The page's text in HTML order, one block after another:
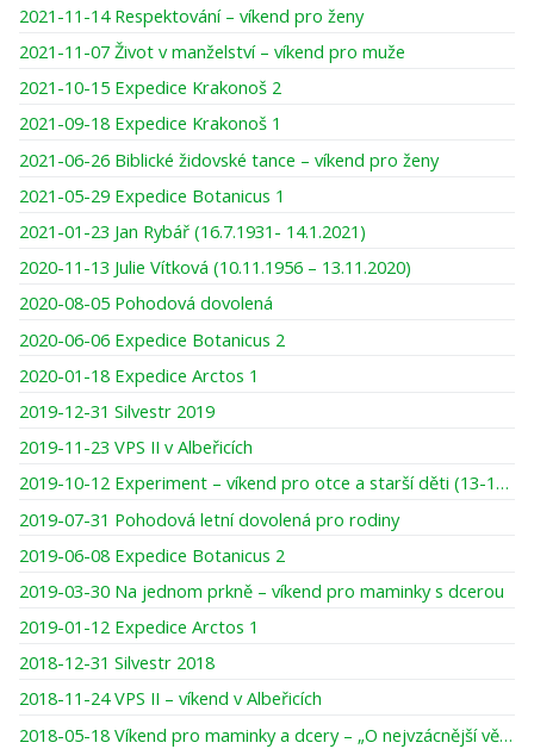
2021-11-14 Respektování – víkend pro ženy
2021-11-07 Život v manželství – víkend pro muže
2021-10-15 Expedice Krakonoš 2
2021-09-18 Expedice Krakonoš 1
2021-06-26 Biblické židovské tance – víkend pro ženy
2021-05-29 Expedice Botanicus 1
2021-01-23 Jan Rybář (16.7.1931- 14.1.2021)
2020-11-13 Julie Vítková (10.11.1956 – 13.11.2020)
2020-08-05 Pohodová dovolená
2020-06-06 Expedice Botanicus 2
2020-01-18 Expedice Arctos 1
2019-12-31 Silvestr 2019
2019-11-23 VPS II v Albeřicích
2019-10-12 Experiment – víkend pro otce a starší děti (13-16 let)
2019-07-31 Pohodová letní dovolená pro rodiny
2019-06-08 Expedice Botanicus 2
2019-03-30 Na jednom prkně – víkend pro maminky s dcerou
2019-01-12 Expedice Arctos 1
2018-12-31 Silvestr 2018
2018-11-24 VPS II – víkend v Albeřicích
2018-05-18 Víkend pro maminky a dcery – „O nejvzácnější věci pod sluncem“